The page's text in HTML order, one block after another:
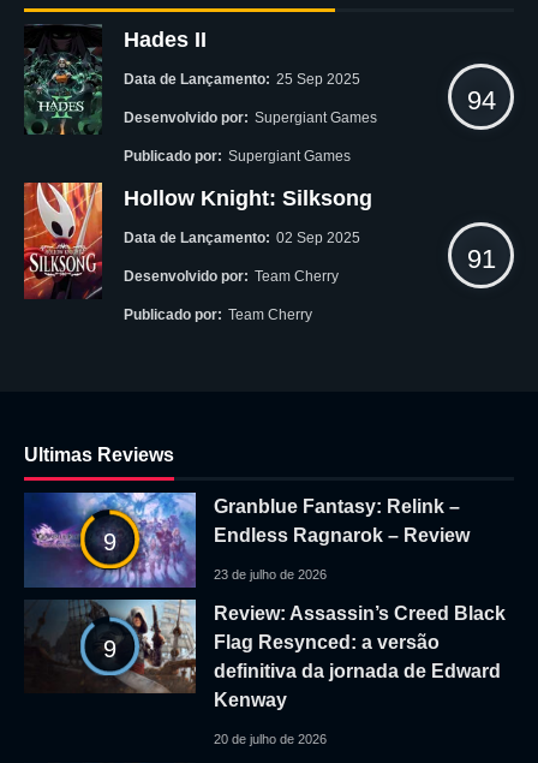
Hades II
Data de Lançamento: 25 Sep 2025
Desenvolvido por: Supergiant Games
Publicado por: Supergiant Games
94
Hollow Knight: Silksong
Data de Lançamento: 02 Sep 2025
Desenvolvido por: Team Cherry
Publicado por: Team Cherry
91
Ultimas Reviews
9
Granblue Fantasy: Relink –
Endless Ragnarok – Review
23 de julho de 2026
9
Review: Assassin’s Creed Black
Flag Resynced: a versão
definitiva da jornada de Edward
Kenway
20 de julho de 2026